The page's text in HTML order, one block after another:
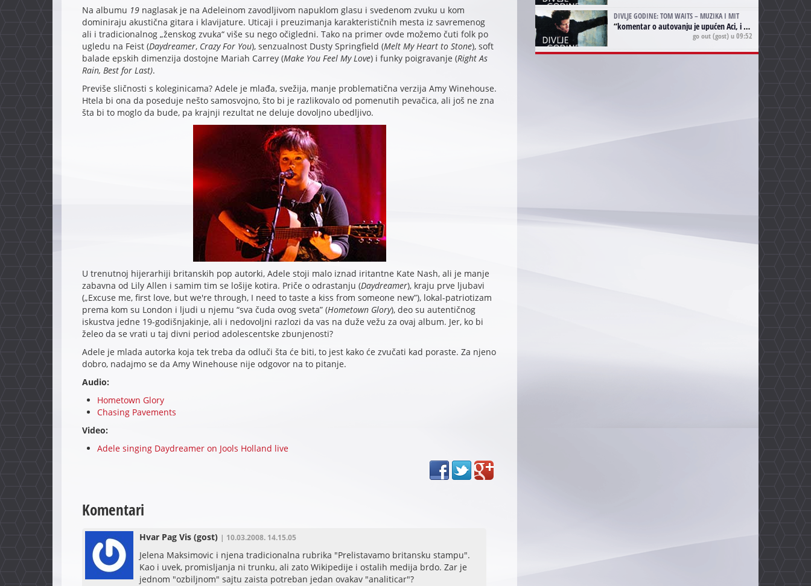
Na albumu 19 naglasak je na Adeleinom zavodljivom napuklom glasu i svedenom zvuku u kom
dominiraju akustična gitara i klavijature. Uticaji i preuzimanja karakterističnih mesta iz savremenog
ali i tradicionalnog „ženskog zvuka“ više su nego očigledni. Tako na primer ovde možemo čuti folk po
ugledu na Feist (Daydreamer, Crazy For You), senzualnost Dusty Springfield (Melt My Heart to Stone), soft
balade epskih dimenzija dostojne Mariah Carrey (Make You Feel My Love) i funky poigravanje (Right As
Rain, Best for Last).
Previše sličnosti s koleginicama? Adele je mlađa, svežija, manje problematična verzija Amy Winehouse.
Htela bi ona da poseduje nešto samosvojno, što bi je razlikovalo od pomenutih pevačica, ali još ne zna
šta bi to moglo da bude, pa krajnji rezultat ne deluje dovoljno ubedljivo.
U trenutnoj hijerarhiji britanskih pop autorki, Adele stoji malo iznad iritantne Kate Nash, ali je manje
zabavna od Lily Allen i samim tim se lošije kotira. Priče o odrastanju (Daydreamer), kraju prve ljubavi
(„Excuse me, first love, but we're through, I need to taste a kiss from someone new”), lokal-patriotizam
prema kom su London i ljudi u njemu “sva čuda ovog sveta” (Hometown Glory), deo su autentičnog
iskustva jedne 19-godišnjakinje, ali i nedovoljni razlozi da vas na duže vežu za ovaj album. Jer, ko bi
želeo da se vrati u taj divni period adolescentske zbunjenosti?
Adele je mlada autorka koja tek treba da odluči šta će biti, to jest kako će zvučati kad poraste. Za njeno
dobro, nadajmo se da Amy Winehouse nije odgovor na to pitanje.
Audio:
Hometown Glory
Chasing Pavements
Video:
Adele singing Daydreamer on Jools Holland live
Komentari
Hvar Pag Vis(gost) | 10.03.2008. 14.15.05
Jelena Maksimovic i njena tradicionalna rubrika "Prelistavamo britansku stampu".
Kao i uvek, promisljanja ni trunku, ali zato Wikipedije i ostalih medija brdo. Zar je
jednom "ozbiljnom" sajtu zaista potreban jedan ovakav "analiticar"?
DIVLJE GODINE: TOM WAITS – MUZIKA I MIT
“komentar o autovanju je upućen Aci, i odnosi se na ono drugo autovanje...'senzualnost Waitsa' ;)
go out(gost) u 09:52